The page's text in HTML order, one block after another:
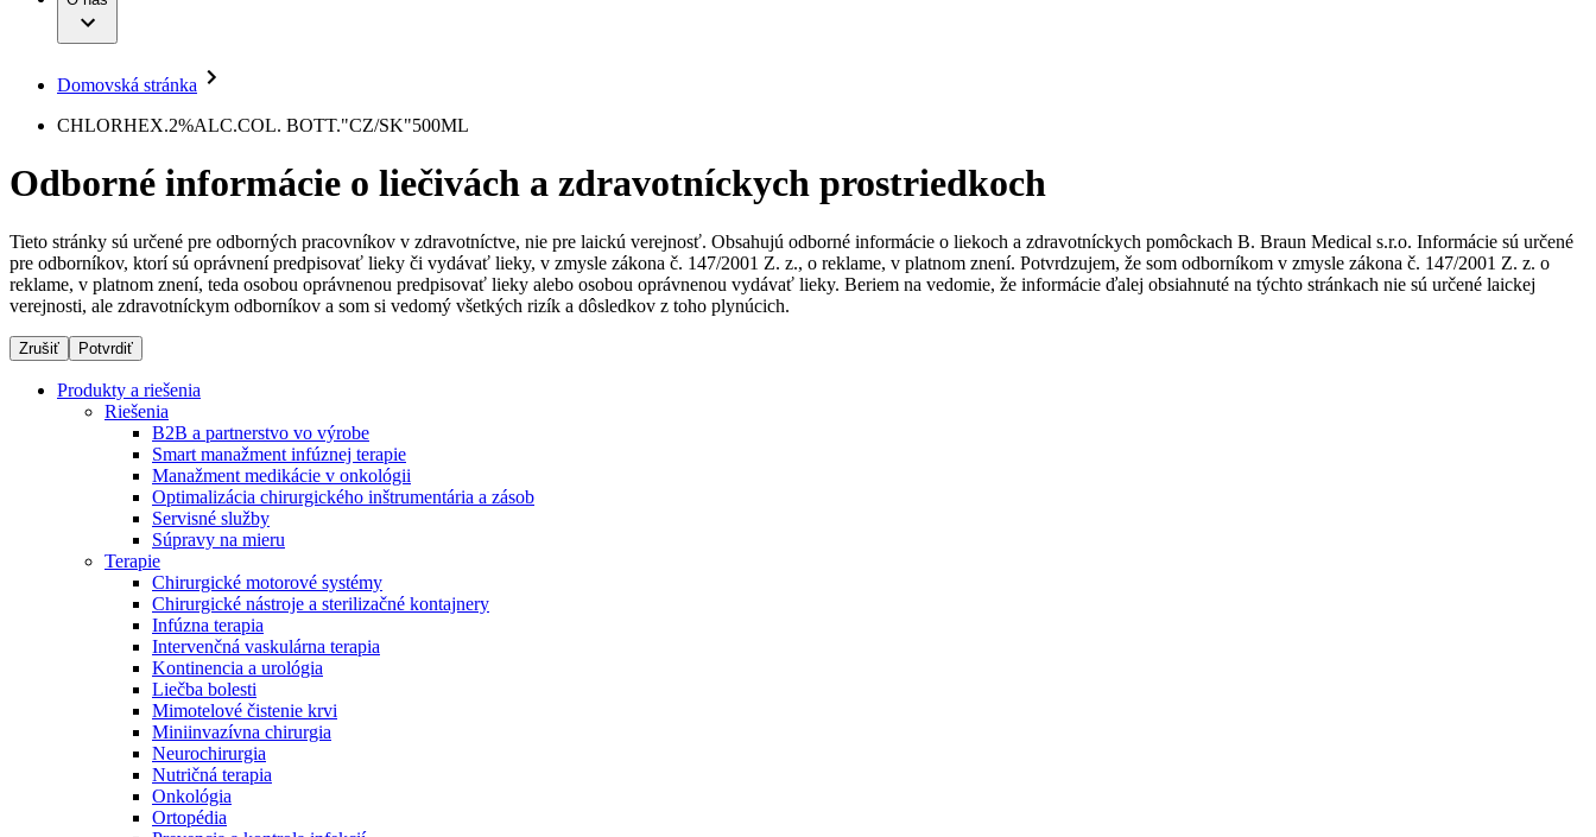
Liečba bolesti
Mimotelové čistenie krvi
Neurochirurgia
Onkológia
Ortopédia
Spinálna chirurgia
Starostlivosť o rany
Starostlivosť o stómiu
Uzatváranie rán
Terapie
Ochorenia
Služby pre pacientov
Vaša príležitosť
Médiá
Tlačové správy
Kontakt
Spoločnosť
Zodpovednosť
Médiá
Kontakt
Domovská stránka
CHLORHEX.2%ALC.COL. BOTT."CZ/SK"500ML
Odborné informácie o liečivách a zdravotníckych prostriedkoch
Tieto stránky sú určené pre odborných pracovníkov v zdravotníctve, nie pre laickú verejnosť. Obsahujú odborné informácie o liekoch a zdravotníckych pomôckach B. Braun Medical s.r.o. Informácie sú určené
pre odborníkov, ktorí sú oprávnení predpisovať lieky či vydávať lieky, v zmysle zákona č. 147/2001 Z. z., o reklame, v platnom znení. Potvrdzujem, že som odborníkom v zmysle zákona č. 147/2001 Z. z. o
reklame, v platnom znení, teda osobou oprávnenou predpisovať lieky alebo osobou oprávnenou vydávať lieky. Beriem na vedomie, že informácie ďalej obsiahnuté na týchto stránkach nie sú určené laickej
verejnosti, ale zdravotníckym odborníkov a som si vedomý všetkých rizík a dôsledkov z toho plynúcich.
Zrušiť Potvrdiť
Produkty a riešenia
Riešenia
B2B a partnerstvo vo výrobe
Smart manažment infúznej terapie
Manažment medikácie v onkológii
Optimalizácia chirurgického inštrumentária a zásob
Servisné služby
Súpravy na mieru
Terapie
Chirurgické motorové systémy
Chirurgické nástroje a sterilizačné kontajnery
Infúzna terapia
Intervenčná vaskulárna terapia
Kontinencia a urológia
Liečba bolesti
Mimotelové čistenie krvi
Miniinvazívna chirurgia
Neurochirurgia
Nutričná terapia
Onkológia
Ortopédia